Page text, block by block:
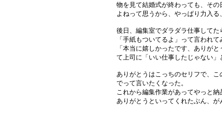
物を見て結婚式が終わっても、そ
よねって思うから、やっぱり力入
後日、編集室でダラダラ仕事して
「手紙もついてるよ」って言われて
「本当に嬉しかったです、ありが
て上司に「いい仕事したじゃない
ありがとうはこっちのセリフで、
でって言いたくなった。
これから編集作業があってやっと納
ありがとうといってくれたぶん、